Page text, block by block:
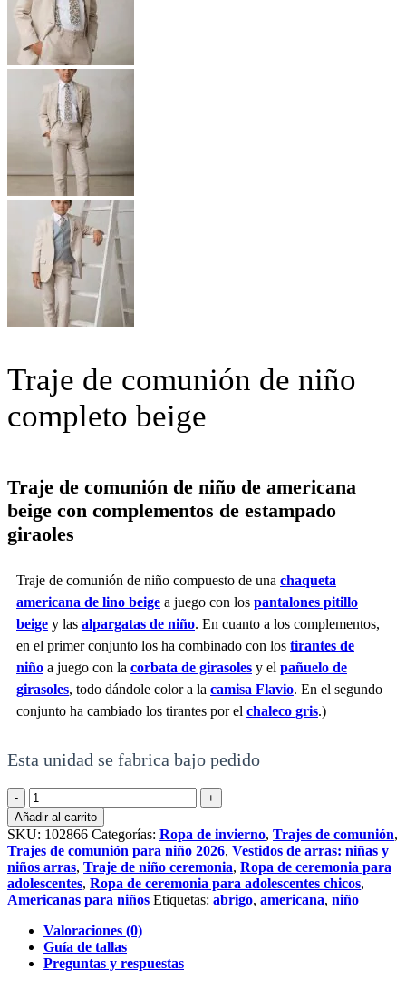
Traje de comunión de niño
completo beige
Traje de comunión de niño de americana
beige con complementos de estampado
giraoles
Traje de comunión de niño compuesto de una chaqueta
americana de lino beige a juego con los pantalones pitillo
beige y las alpargatas de niño. En cuanto a los complementos,
en el primer conjunto los ha combinado con los tirantes de
niño a juego con la corbata de girasoles y el pañuelo de
girasoles, todo dándole color a la camisa Flavio. En el segundo
conjunto ha cambiado los tirantes por el chaleco gris.)
Esta unidad se fabrica bajo pedido
Traje
de
comunión
de
niño
completo
beige
cantidad
Añadir al carrito
SKU: 102866 Categorías: Ropa de invierno, Trajes de comunión,
Trajes de comunión para niño 2026, Vestidos de arras: niñas y
niños arras, Traje de niño ceremonia, Ropa de ceremonia para
adolescentes, Ropa de ceremonia para adolescentes chicos,
Americanas para niños Etiquetas: abrigo, americana, niño
Valoraciones (0)
Guía de tallas
Preguntas y respuestas